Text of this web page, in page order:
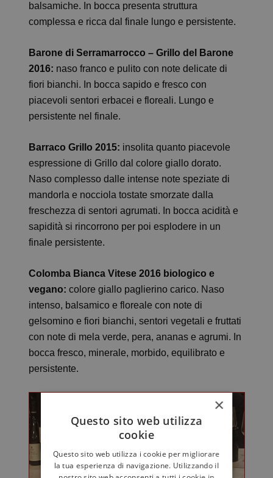
balsamiche. In bocca presenta struttura
complessa e ricca dal finale lungo e persistente.
Barone di Serramarrocco – Grillo del Barone
2016: naso franco e pulito con note delicate di
fiori bianchi. In bocca sapido e fresco con
piacevoli sentori erbacei e floreali. Lungo e
persistente nel finale.
Barraco Grillo 2015: insolita quanto piacevole
espressione di Grillo dal colore giallo dorato.
Naso complesso dalle intense note speziate di
mandorla e nocciola tostate smorzate dalla
freschezza di sentori agrumati. In bocca acidità e
sapidità si rincorrono per poi esplodere in un
finale persistente.
Colomba Bianca Vitese 2016 biologico e
vegano: colore giallo paglierino carico. Naso
intenso, balsamico e floreale con note di
gelsomino e fiori bianchi, sentori vegetali e fruttati
con note di mela verde, pera, ananas e agrumi. In
bocca fresco, minerale, morbido, equilibrato e
persistente.
×
Questo sito web utilizza
cookie
Questo sito web utilizza i cookie per migliorare
la tua esperienza di navigazione. Utilizzando il